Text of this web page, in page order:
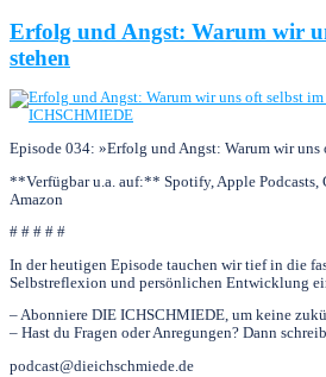
Erfolg und Angst: Warum wir
stehen
Episode 034: »Erfolg und Angst: Warum wir uns
**Verfügbar u.a. auf:** Spotify, Apple Podcasts,
Amazon
# # # # #
In der heutigen Episode tauchen wir tief in die
Selbstreflexion und persönlichen Entwicklung
– Abonniere DIE ICHSCHMIEDE, um keine
– Hast du Fragen oder Anregungen? Dann
podcast@dieichschmiede.de